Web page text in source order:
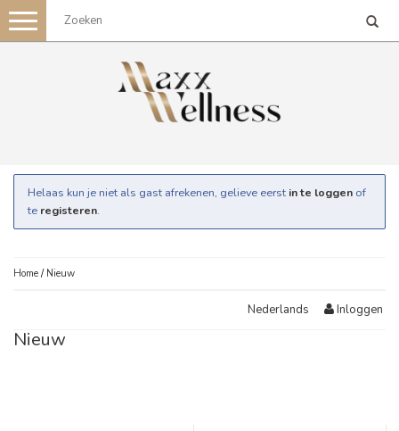
Toggle
navigation
Helaas kun je niet als gast afrekenen, gelieve eerst in te loggen of
te registeren.
Home / Nieuw
Nederlands Inloggen
Nieuw